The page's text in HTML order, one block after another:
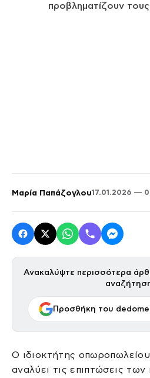
προβληματίζουν
Μαρία Παπάζογλου17.01.2026 —
Ανακαλύψτε περισσότερα
Προσθήκη του
Ο ιδιοκτήτης οπωροπωλείου
αναλύει τις επιπτώσεις